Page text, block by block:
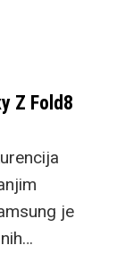
Z Fold8
je